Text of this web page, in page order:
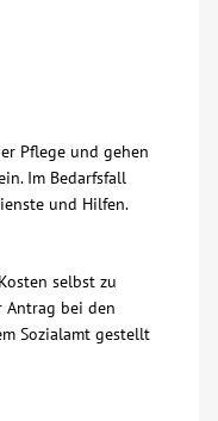
Pflege und gehen
Im Bedarfsfall
und Hilfen.
selbst zu
Antrag bei den
Sozialamt gestellt